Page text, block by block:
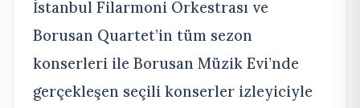
İstanbul Filarmoni Orkestrası ve
Borusan Quartet’in tüm sezon
konserleri ile Borusan Müzik Evi’nde
gerçekleşen seçili konserler izleyiciyle